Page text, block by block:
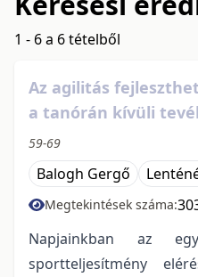
1 - 6 a 6 tételből
Az agilitás
a tanórán kívüli
59-69
Balogh Gergő
Megtekintések száma:
Napjainkban az
sportteljesítmény